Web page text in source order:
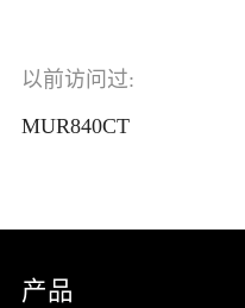
以前访问过:
MUR840CT
产品